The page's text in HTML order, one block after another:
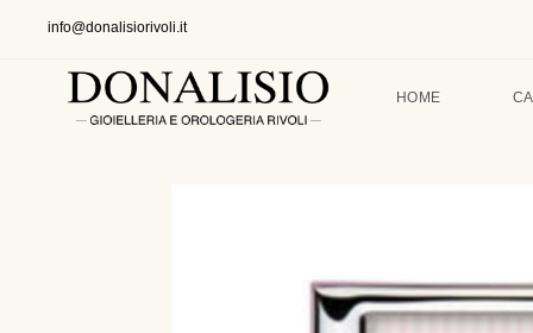
info@donalisiorivoli.it
HOME